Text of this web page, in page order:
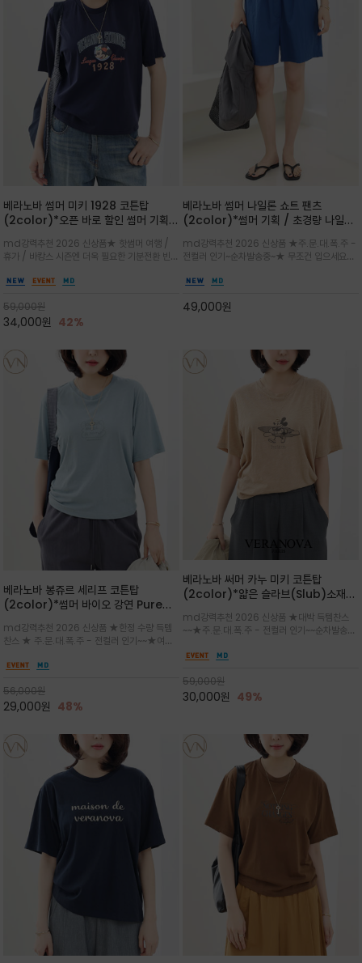
베라노바 썸머 미키 1928 코튼탑
(2color)*오픈 바로 할인 썸머 기획
★ 한정수량 제작 ★ 오가닉 코튼으로
빈티지 프린트로 여름 하의와 모두 잘어
울리는 그래픽
md강력추천 2026 신상품★ 핫썸머 여행 /
휴가 / 바캉스 시즌엔 더욱 필요한 기분전환 빈티
키 컬러 위에 빈티지한 크랙 효과의 레트로 감성
완성
59,000원
34,000원 42%
베라노바 썸머 나일론 쇼트 팬츠
(2color)*썸머 기획 / 초경량 나일론
가벼운 아이템 / 여행 / 일상 / 운동 모
두 가능한 아이템
md강력추천 2026 신상품 ★주.문.대.폭.주 -
전컬러 인기~순차발송중~★ 무조건 입으세요~~
입니다^^가볍고 드라이한 터치감의 나일론 소
룩, 모임룩, 데일리룩까지 다양하게
49,000원
베라노바 봉쥬르 세리프 코튼탑
(2color)*썸머 바이오 강연 Pure
성적인 프랑스어 수식어를 조합
md강력추천 2026 신상품 ★한정 수량 득템
찬스 ★ 주.문.대.폭.주 - 전컬러 인기~~★여름
여유로운 감성/피부에 닿는 순간 기분 좋은 청량
56,000원
29,000원 48%
베라노바 써머 카누 미키 코튼탑
(2color)*얇은 슬라브(Slub)소재
하며, 몸에 잘 달라붙지 않아 쾌적
md강력추천 2026 신상품 ★대박 득템찬스
~~★주.문.대.폭.주 - 전컬러 인기~~순차발송중
드롭숄더 핏과 부드러운 라운드넥이 편안하며, 앞
다.
59,000원
30,000원 49%